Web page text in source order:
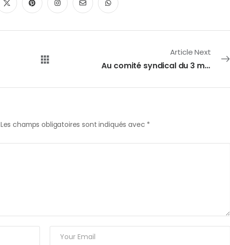
Article Next
Au comité syndical du 3 mai 2019
Les champs obligatoires sont indiqués avec *